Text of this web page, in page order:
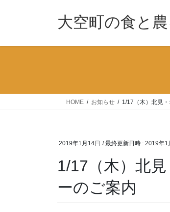
大空町の食と
HOME お知らせ 1/17（木）北見
2019年1月14日 / 最終更新日時 : 2019年1
1/17（木）北
ーのご案内